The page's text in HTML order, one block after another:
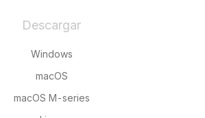
Descargar
Windows
macOS
macOS M-series